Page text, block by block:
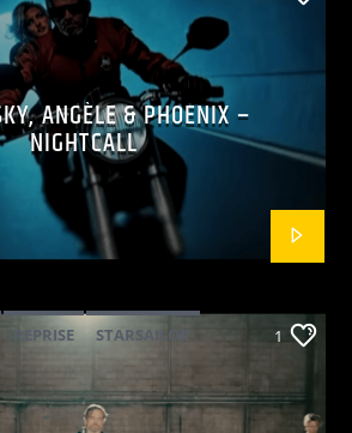
POP ELECTRO
ANGÈLE & PHOENIX –
NIGHTCALL
REPRISE STARSAILOR 1